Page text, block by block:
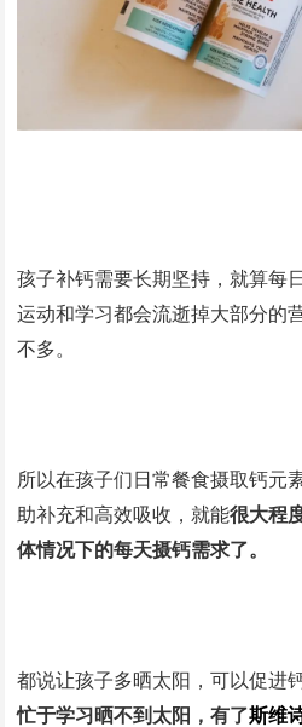
孩子补钙需要长期坚持，就算每
运动和学习都会流逝掉大部分的
不多。
所以在孩子们日常餐食摄取钙元
助补充和高效吸收，就能很大程
体情况下的每天摄钙需求了。
都说让孩子多晒太阳，可以促进
忙于学习晒不到太阳，有了斯维